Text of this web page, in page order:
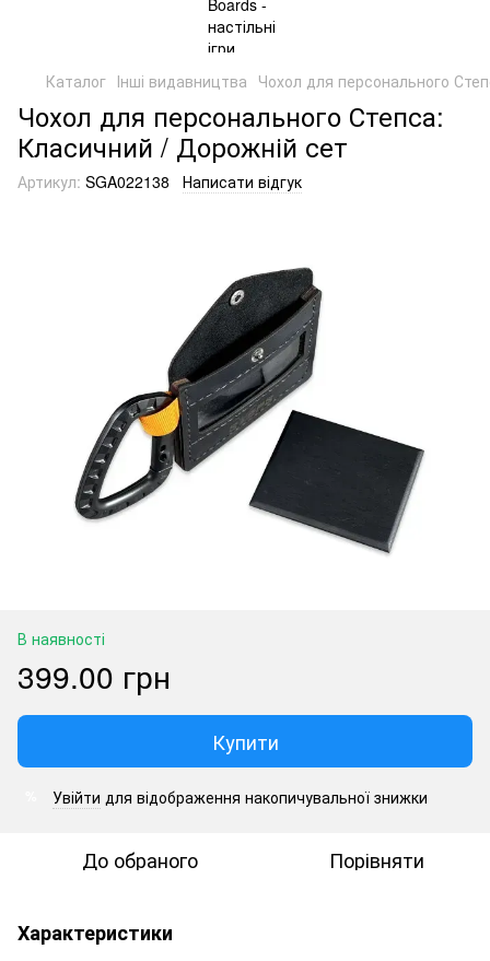
Каталог Інші видавництва Чохол для персонального
Чохол для персонального Степса:
Класичний / Дорожній сет
Артикул: SGA022138 Написати відгук
В наявності
399.00 грн
Купити
Увійти для відображення накопичувальної знижки
До обраного Порівняти
Характеристики